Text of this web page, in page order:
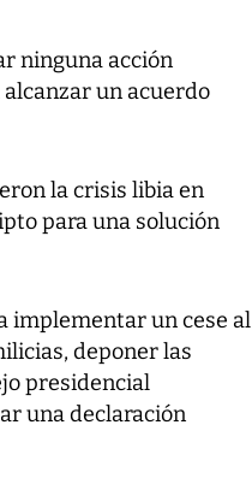
ninguna acción
un acuerdo
la crisis libia en
para una solución
implementar un cese al
deponer las
presidencial
una declaración